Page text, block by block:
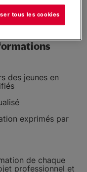
de tous les
des conditions
hybrides)
des jeunes en
exprimés par
de chaque
professionnel et
tous les cookies